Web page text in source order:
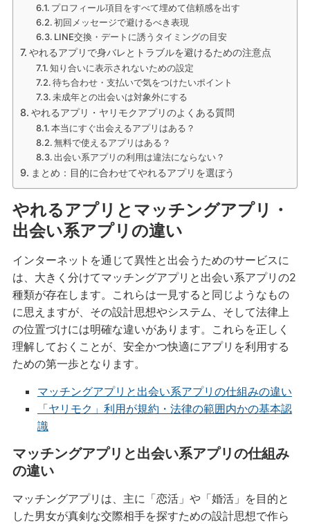
プロフィール項目をすべて埋めて信頼感を出す
初回メッセージで避けるべき表現
LINE交換・デートに誘うタイミングの目安
やれるアプリで身バレとトラブルを避けるための注意点
知り合いに表示されないための設定
待ち合わせ・支払いで気をつけたいポイント
未成年との出会いは対象外にする
やれるアプリ・ヤリモクアプリのよくある質問
本当にすぐ出会えるアプリはある？
無料で使えるアプリはある？
出会い系アプリの利用は違法にならない？
まとめ：目的に合わせてやれるアプリを選ぼう
やれるアプリとマッチングアプリ・
出会い系アプリの違い
インターネットを通じて異性と出会うためのサービスに
は、大きく分けてマッチングアプリと出会い系アプリの2
種類が存在します。これらは一見すると同じようなもの
に思えますが、その設計思想やシステム、そして法律上
の位置づけには明確な違いがあります。これらを正しく
理解しておくことが、安全かつ快適にアプリを利用する
ための第一歩となります。
マッチングアプリと出会い系アプリの仕組みの違い
「ヤリモク」利用が規約・法律の範囲内かの基本認
識
マッチングアプリと出会い系アプリの仕組み
の違い
マッチングアプリは、主に「恋活」や「婚活」を目的と
した男女が真剣な交際相手を探すための設計思想で作ら